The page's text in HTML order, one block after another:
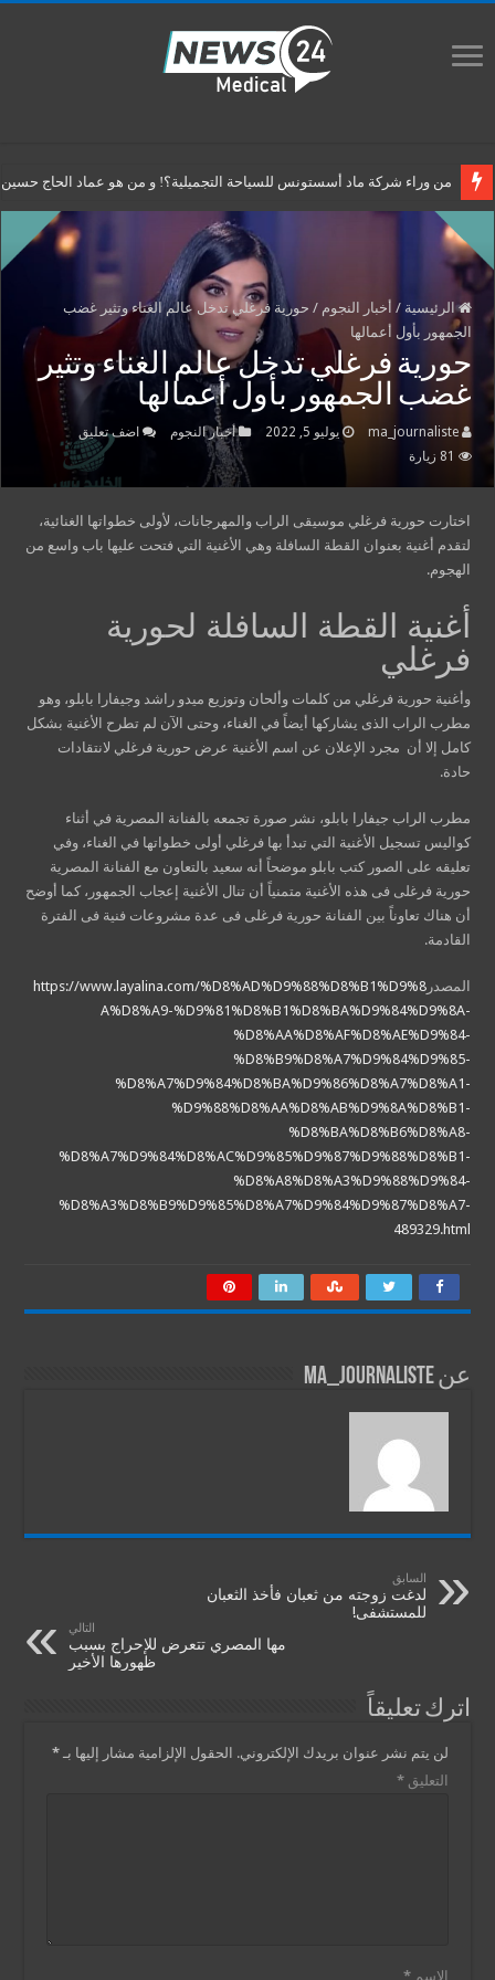
من وراء شركة ماد أسستونس للسياحة التجميلية؟! و من هو عماد الحاج حسين
الرئيسية / أخبار النجوم / حورية فرغلي تدخل عالم الغناء وتثير غضب
الجمهور بأول أعمالها
حورية فرغلي تدخل عالم الغناء وتثير
غضب الجمهور بأول أعمالها
ma_journaliste يوليو 5, 2022 أخبار النجوم
اضف تعليق
81 زيارة
اختارت حورية فرغلي موسيقى الراب والمهرجانات، لأولى خطواتها الغنائية،
لتقدم أغنية بعنوان القطة السافلة وهي الأغنية التي فتحت عليها باب واسع من
الهجوم.
أغنية القطة السافلة لحورية
فرغلي
وأغنية حورية فرغلي من كلمات وألحان وتوزيع ميدو راشد وجيفارا بابلو، وهو
مطرب الراب الذى يشاركها أيضاً في الغناء، وحتى الآن لم تطرح الأغنية بشكل
كامل إلا أن مجرد الإعلان عن اسم الأغنية عرض حورية فرغلي لانتقادات
حادة.
مطرب الراب جيفارا بابلو، نشر صورة تجمعه بالفنانة المصرية في أثناء
كواليس تسجيل الأغنية التي تبدأ بها فرغلي أولى خطواتها في الغناء، وفي
تعليقه على الصور كتب بابلو موضحاً أنه سعيد بالتعاون مع الفنانة المصرية
حورية فرغلى فى هذه الأغنية متمنياً أن تنال الأغنية إعجاب الجمهور، كما أوضح
أن هناك تعاوناً بين الفنانة حورية فرغلى فى عدة مشروعات فنية فى الفترة
القادمة.
المصدرhttps://www.layalina.com/%D8%AD%D9%88%D8%B1%D9%8
A%D8%A9-%D9%81%D8%B1%D8%BA%D9%84%D9%8A-
%D8%AA%D8%AF%D8%AE%D9%84-
%D8%B9%D8%A7%D9%84%D9%85-
%D8%A7%D9%84%D8%BA%D9%86%D8%A7%D8%A1-
%D9%88%D8%AA%D8%AB%D9%8A%D8%B1-
%D8%BA%D8%B6%D8%A8-
%D8%A7%D9%84%D8%AC%D9%85%D9%87%D9%88%D8%B1-
%D8%A8%D8%A3%D9%88%D9%84-
%D8%A3%D8%B9%D9%85%D8%A7%D9%84%D9%87%D8%A7-
489329.html
عن ma_journaliste
السابق
لدغت زوجته من ثعبان فأخذ الثعبان
للمستشفى!
التالي
مها المصري تتعرض للإحراج بسبب
ظهورها الأخير
اترك تعليقاً
لن يتم نشر عنوان بريدك الإلكتروني. الحقول الإلزامية مشار إليها بـ*
التعليق*
الاسم*